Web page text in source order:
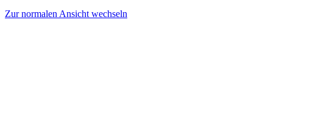
Zur normalen Ansicht wechseln